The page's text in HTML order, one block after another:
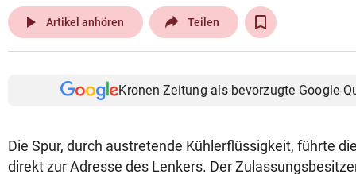
play_arrow Artikel anhören Teilen
Kronen Zeitung als bevorzugte Google-
Die Spur, durch austretende Kühlerflüssigkeit, führte
direkt zur Adresse des Lenkers. Der